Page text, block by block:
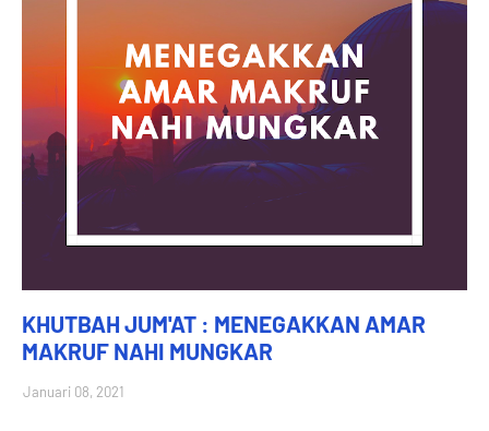
KHUTBAH JUM'AT : MENEGAKKAN AMAR
MAKRUF NAHI MUNGKAR
Januari 08, 2021